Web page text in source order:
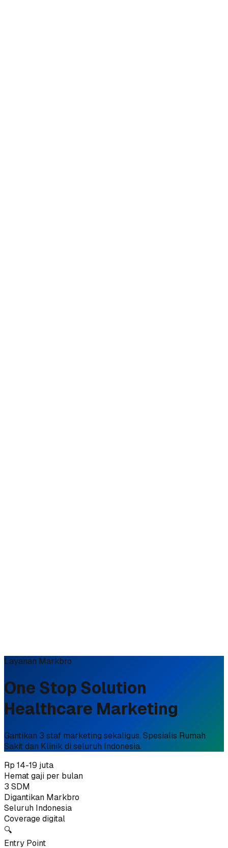
Layanan Markbro
One Stop Solution
Healthcare Marketing
Gantikan 3 staf marketing sekaligus. Spesialis Rumah
Sakit dan Klinik di seluruh Indonesia.
Rp 14-19 juta
Hemat gaji per bulan
3 SDM
Digantikan Markbro
Seluruh Indonesia
Coverage digital
🔍
Entry Point